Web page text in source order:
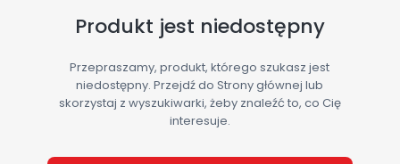
Produkt jest niedostępny
Przepraszamy, produkt, którego szukasz jest
niedostępny. Przejdź do Strony głównej lub
skorzystaj z wyszukiwarki, żeby znaleźć to, co Cię
interesuje.